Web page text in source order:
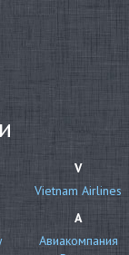
V
Vietnam Airlines
А
Авиакомпания